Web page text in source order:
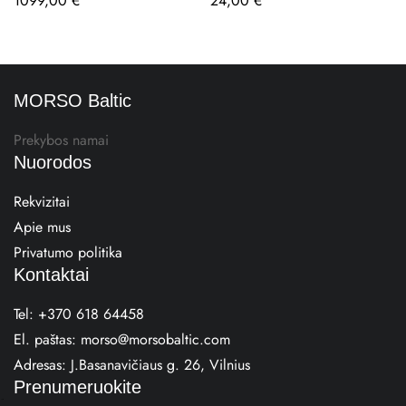
MORSO Baltic
Prekybos namai
Nuorodos
Rekvizitai
Apie mus
Privatumo politika
Kontaktai
Tel: +370 618 64458
El. paštas: morso@morsobaltic.com
Adresas: J.Basanavičiaus g. 26, Vilnius
Prenumeruokite